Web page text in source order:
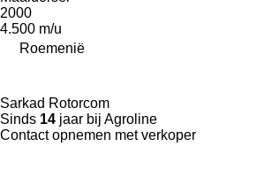
2000
4.500 m/u
Roemenië
Sarkad Rotorcom
Sinds 14 jaar bij Agroline
Contact opnemen met verkoper